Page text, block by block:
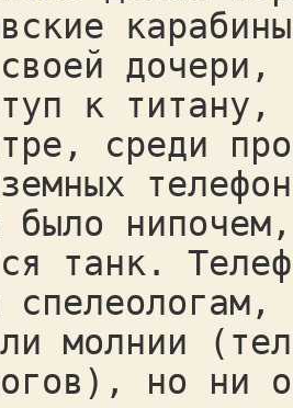
дочери,
к титану,
среди
было
танк.
молнии
но ни